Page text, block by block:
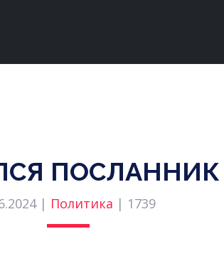
| Политика | 1739